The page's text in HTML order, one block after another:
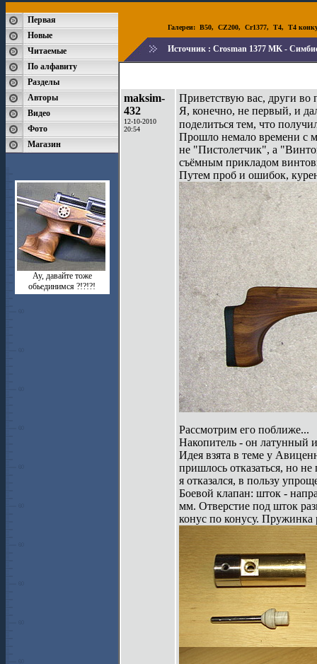
Первая
Новые
Читаемые
По алфавиту
Разделы
Авторы
Видео
Фото
Магазин
Ау, давайте тоже
обьединимся ?!?!?!
Галереи: B50, CZ200, Cr1377, T4, T4
Источник : Crosman 1377 MK -
maksim-
432
12-10-2010
20:54
Приветствую вас, други во
Я, конечно, не первый, и
поделиться тем, что
Прошло немало времени с
не "Пистолетчик", а
съёмным прикладом
Путем проб и ошибок,
Рассмотрим его поближе...
Накопитель - он латунный
Идея взята в теме у
пришлось отказаться, но
я отказался, в пользу
Боевой клапан: шток -
мм. Отверстие под шток
конус по конусу. Пружинка